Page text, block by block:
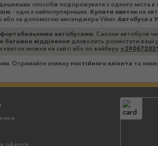
способів подорожувати з одного міста в
- одні з найпопулярніших. Купити квиток на
або за допомогою месенджера Viber. Автобуси з
автобусами. Салони автобусів
багажне відділення дозволить розмістити ваші
квиток можна на сайті або по вайберу
Отримайте знижку постійного клієнта та
оферта